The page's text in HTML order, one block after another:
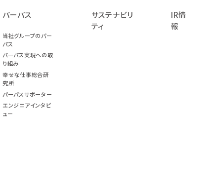
パーパス
当社グループのパー
パス
パーパス実現への取
り組み
幸せな仕事総合研
究所
パーパスサポーター
エンジニアインタビ
ュー
サステナビリ
ティ
IR情
報